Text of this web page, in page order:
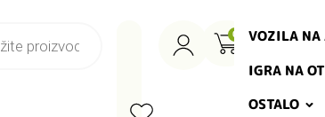
0 VOZILA NA
IGRA NA
OSTALO